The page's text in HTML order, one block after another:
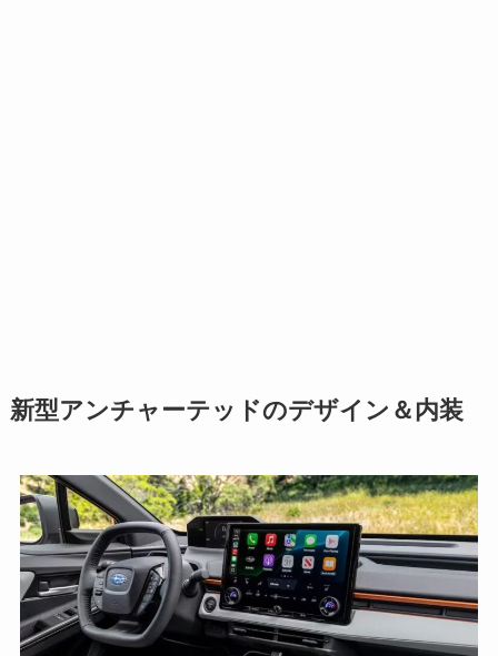
新型アンチャーテッドのデザイン＆内装